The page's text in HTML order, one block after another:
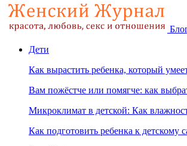
Дети
Как вырастить ребенка, который
Вам пожёстче или помягче: как
Микроклимат в детской: Как
Как подготовить ребенка к детскому